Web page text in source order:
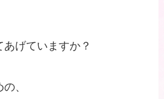
あげていますか？
、